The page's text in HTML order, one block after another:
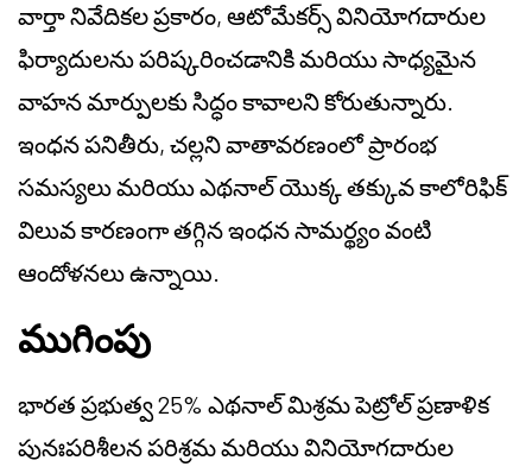
వార్తా నివేదికల ప్రకారం, ఆటోమేకర్స్ వినియోగదారుల
ఫిర్యాదులను పరిష్కరించడానికి మరియు సాధ్యమైన
వాహన మార్పులకు సిద్ధం కావాలని కోరుతున్నారు.
ఇంధన పనితీరు, చల్లని వాతావరణంలో ప్రారంభ
సమస్యలు మరియు ఎథనాల్ యొక్క తక్కువ కాలోరిఫిక్
విలువ కారణంగా తగ్గిన ఇంధన సామర్థ్యం వంటి
ఆందోళనలు ఉన్నాయి.
ముగింపు
భారత ప్రభుత్వ 25% ఎథనాల్ మిశ్రమ పెట్రోల్ ప్రణాళిక
పునఃపరిశీలన పరిశ్రమ మరియు వినియోగదారుల